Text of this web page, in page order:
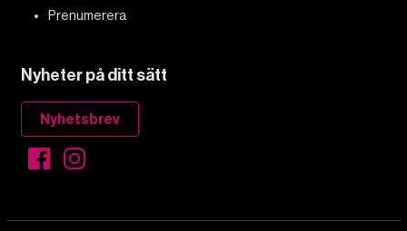
Prenumerera
Nyheter på ditt sätt
Nyhetsbrev